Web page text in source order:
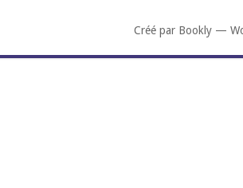
Créé par Bookly —